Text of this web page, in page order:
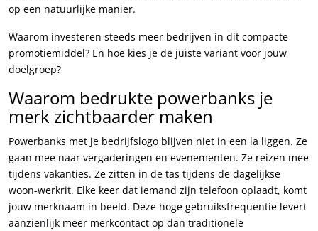
op een natuurlijke manier.
Waarom investeren steeds meer bedrijven in dit compacte
promotiemiddel? En hoe kies je de juiste variant voor jouw
doelgroep?
Waarom bedrukte powerbanks je
merk zichtbaarder maken
Powerbanks met je bedrijfslogo blijven niet in een la liggen. Ze
gaan mee naar vergaderingen en evenementen. Ze reizen mee
tijdens vakanties. Ze zitten in de tas tijdens de dagelijkse
woon-werkrit. Elke keer dat iemand zijn telefoon oplaadt, komt
jouw merknaam in beeld. Deze hoge gebruiksfrequentie levert
aanzienlijk meer merkcontact op dan traditionele